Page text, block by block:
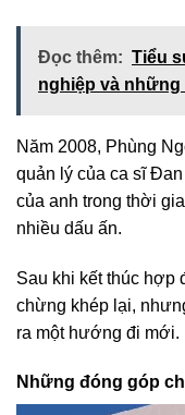
Đọc thêm: Tiểu
nghiệp và những
Năm 2008, Phùng
quản lý của ca sĩ
của anh trong thời
nhiều dấu ấn.
Sau khi kết thúc hợp
chừng khép lại,
ra một hướng đi mới.
Những đóng góp